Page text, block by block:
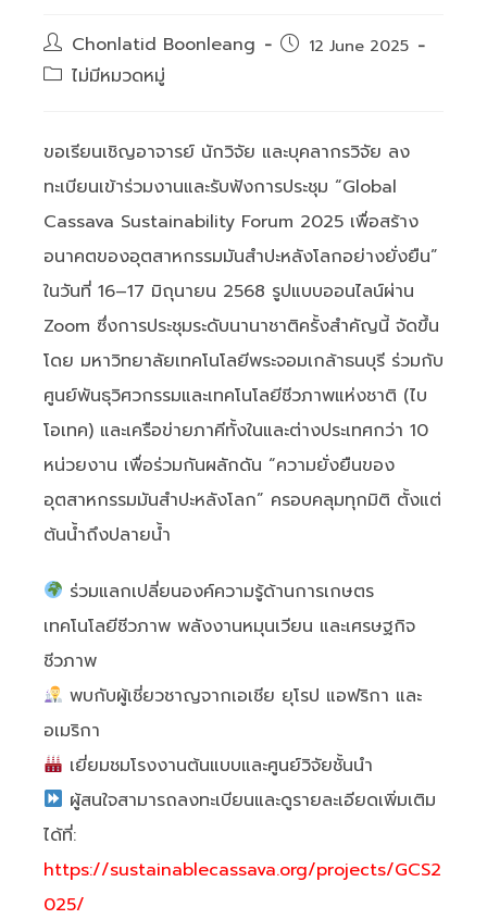
Post
author:
Chonlatid Boonleang
Post12 June 2025
Postไม่มีหมวดหมู่
ขอเรียนเชิญอาจารย์ นักวิจัย และบุคลากรวิจัย ลง
ทะเบียนเข้าร่วมงานและรับฟังการประชุม “Global
Cassava Sustainability Forum 2025 เพื่อสร้าง
อนาคตของอุตสาหกรรมมันสำปะหลังโลกอย่างยั่งยืน”
ในวันที่ 16–17 มิถุนายน 2568 รูปแบบออนไลน์ผ่าน
Zoom ซึ่งการประชุมระดับนานาชาติครั้งสำคัญนี้ จัดขึ้น
โดย มหาวิทยาลัยเทคโนโลยีพระจอมเกล้าธนบุรี ร่วมกับ
ศูนย์พันธุวิศวกรรมและเทคโนโลยีชีวภาพแห่งชาติ (ไบ
โอเทค) และเครือข่ายภาคีทั้งในและต่างประเทศกว่า 10
หน่วยงาน เพื่อร่วมกันผลักดัน “ความยั่งยืนของ
อุตสาหกรรมมันสำปะหลังโลก” ครอบคลุมทุกมิติ ตั้งแต่
ต้นน้ำถึงปลายน้ำ
ร่วมแลกเปลี่ยนองค์ความรู้ด้านการเกษตร
เทคโนโลยีชีวภาพ พลังงานหมุนเวียน และเศรษฐกิจ
ชีวภาพ
พบกับผู้เชี่ยวชาญจากเอเชีย ยุโรป แอฟริกา และ
อเมริกา
เยี่ยมชมโรงงานต้นแบบและศูนย์วิจัยชั้นนำ
ผู้สนใจสามารถลงทะเบียนและดูรายละเอียดเพิ่มเติม
ได้ที่:
https://sustainablecassava.org/projects/GCS2
025/